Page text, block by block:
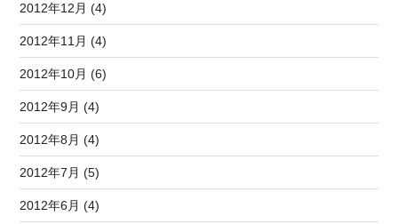
2012年12月 (4)
2012年11月 (4)
2012年10月 (6)
2012年9月 (4)
2012年8月 (4)
2012年7月 (5)
2012年6月 (4)